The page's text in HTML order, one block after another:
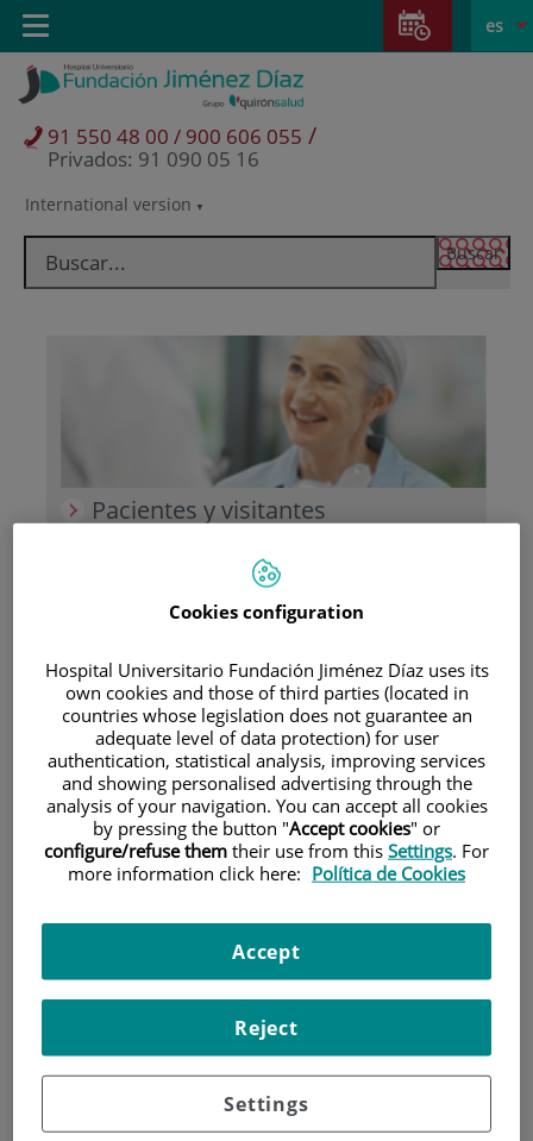
Saltar al contenido
Saltar
contenido
Selector
idioma
activo
es
International version
91 550 48 00 / 900 606 055 /
Privados: 91 090 05 16
Toggle
navigation
Pacientes y visitantes
Investigación
Docencia
Teléfono de atención al usuario
900 301 013
Cookies configuration
Hospital Universitario Fundación Jiménez Díaz uses its
own cookies and those of third parties (located in
countries whose legislation does not guarantee an
adequate level of data protection) for user
authentication, statistical analysis, improving services
and showing personalised advertising through the
analysis of your navigation. You can accept all cookies
by pressing the button "Accept cookies" or
configure/refuse them their use from this Settings. For
more information click here: Política de Cookies
Settings
Reject
Accept